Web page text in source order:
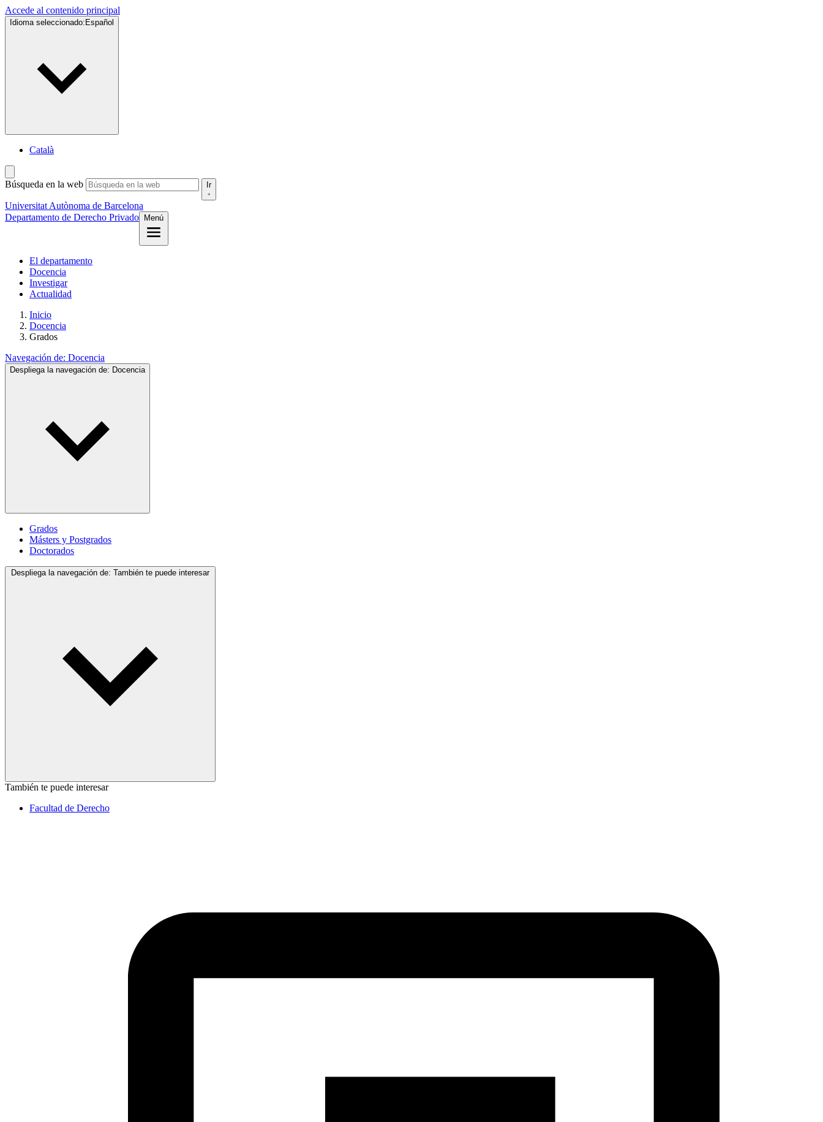
Accede al contenido principal
Idioma seleccionado: Español
Català
Búsqueda en la web Ir
Universitat Autònoma de Barcelona
Departamento de Derecho Privado
Menú
El departamento
Docencia
Investigar
Actualidad
Inicio
Docencia
Grados
Navegación de: Docencia
Despliega la navegación de: Docencia
Grados
Másters y Postgrados
Doctorados
Despliega la navegación de: También te puede interesar
También te puede interesar
Facultad de Derecho